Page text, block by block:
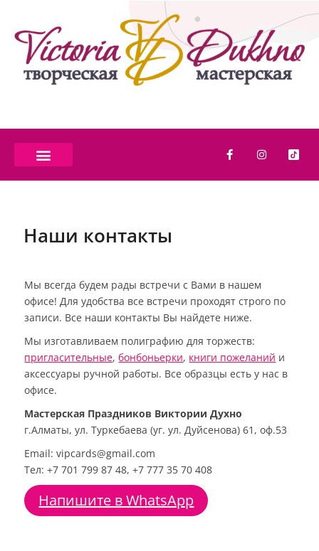
Наши контакты
Мы всегда будем рады встречи с Вами в нашем
офисе! Для удобства все встречи проходят строго по
записи. Все наши контакты Вы найдете ниже.
Мы изготавливаем полиграфию для торжеств:
пригласительные,бонбоньерки, книги пожеланий и
аксессуары ручной работы. Все образцы есть у нас в
офисе.
Мастерская Праздников Виктории Духно
г.Алматы, ул. Туркебаева (уг. ул. Дуйсенова) 61, оф.53
Email: vipcards@gmail.com
Тел: +7 701 799 87 48, +7 777 35 70 408
Напишите в WhatsApp